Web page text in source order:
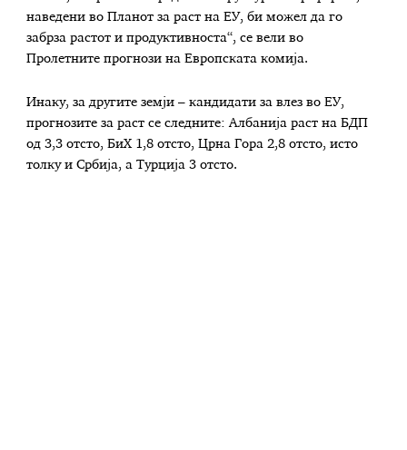
наведени во Планот за раст на ЕУ, би можел да го
забрза растот и продуктивноста“, се вели во
Пролетните прогнози на Европската комија.
Инаку, за другите земји – кандидати за влез во ЕУ,
прогнозите за раст се следните: Албанија раст на БДП
од 3,3 отсто, БиХ 1,8 отсто, Црна Гора 2,8 отсто, исто
толку и Србија, а Турција 3 отсто.